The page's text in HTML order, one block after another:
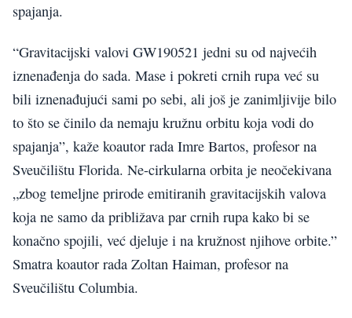
spajanja.
“Gravitacijski valovi GW190521 jedni su od najvećih
iznenađenja do sada. Mase i pokreti crnih rupa već su
bili iznenađujući sami po sebi, ali još je zanimljivije bilo
to što se činilo da nemaju kružnu orbitu koja vodi do
spajanja”, kaže koautor rada Imre Bartos, profesor na
Sveučilištu Florida. Ne-cirkularna orbita je neočekivana
„zbog temeljne prirode emitiranih gravitacijskih valova
koja ne samo da približava par crnih rupa kako bi se
konačno spojili, već djeluje i na kružnost njihove orbite.”
Smatra koautor rada Zoltan Haiman, profesor na
Sveučilištu Columbia.